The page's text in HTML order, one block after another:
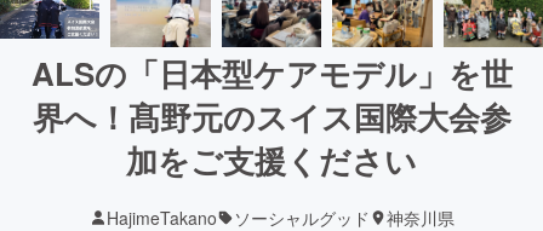
ALSの「日本型ケアモデル」を世
界へ！髙野元のスイス国際大会参
加をご支援ください
HajimeTakano ソーシャルグッド 神奈川県